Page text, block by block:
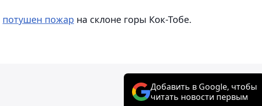
потушен пожар на склоне горы Кок-Тобе.
Добавить в Google, чтобы
читать новости первым